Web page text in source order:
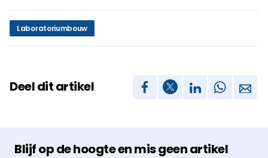
Laboratoriumbouw
Deel dit artikel
Blijf op de hoogte en mis geen artikel